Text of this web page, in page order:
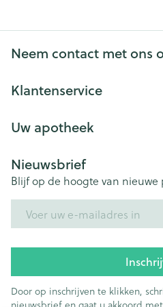
Neem contact met ons
Klantenservice
Uw apotheek
Nieuwsbrief
Blijf op de hoogte van
Door op inschrijven te klikken,